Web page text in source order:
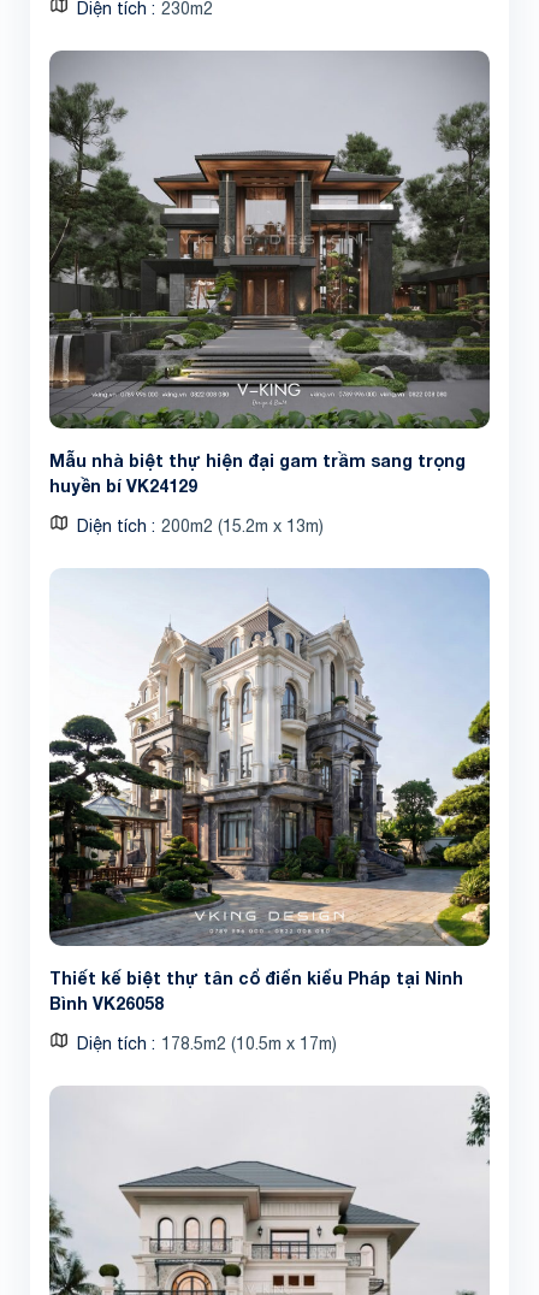
Diện tích 230m2
Mẫu nhà biệt thự hiện đại gam trầm sang trọng
huyền bí VK24129
Diện tích 200m2 (15.2m x 13m)
Thiết kế biệt thự tân cổ điển kiểu Pháp tại Ninh
Bình VK26058
Diện tích 178.5m2 (10.5m x 17m)